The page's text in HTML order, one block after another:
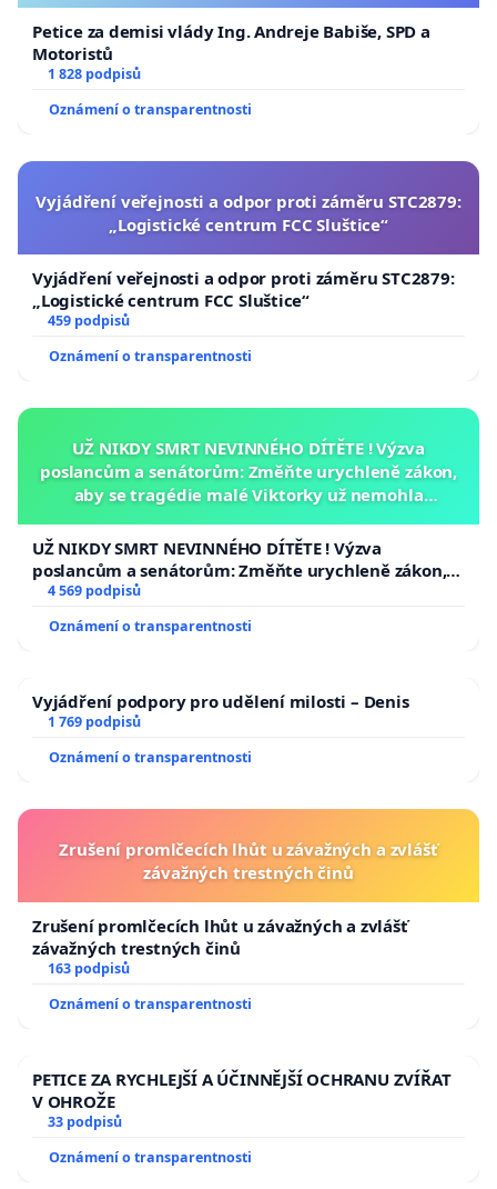
Petice za demisi vlády Ing. Andreje Babiše, SPD a
Motoristů
1 828 podpisů
Oznámení o transparentnosti
Vyjádření veřejnosti a odpor proti záměru STC2879:
„Logistické centrum FCC Sluštice“
Vyjádření veřejnosti a odpor proti záměru STC2879:
„Logistické centrum FCC Sluštice“
459 podpisů
Oznámení o transparentnosti
UŽ NIKDY SMRT NEVINNÉHO DÍTĚTE ! Výzva
poslancům a senátorům: Změňte urychleně zákon,
aby se tragédie malé Viktorky už nemohla
UŽ NIKDY SMRT NEVINNÉHO DÍTĚTE ! Výzva
poslancům a senátorům: Změňte urychleně zákon,
aby se tragédie malé Viktorky už nemohla opakovat!
4 569 podpisů
Oznámení o transparentnosti
Vyjádření podpory pro udělení milosti – Denis
1 769 podpisů
Oznámení o transparentnosti
Zrušení promlčecích lhůt u závažných a zvlášť
závažných trestných činů
Zrušení promlčecích lhůt u závažných a zvlášť
závažných trestných činů
163 podpisů
Oznámení o transparentnosti
PETICE ZA RYCHLEJŠÍ A ÚČINNĚJŠÍ OCHRANU ZVÍŘAT
V OHROŽE
33 podpisů
Oznámení o transparentnosti